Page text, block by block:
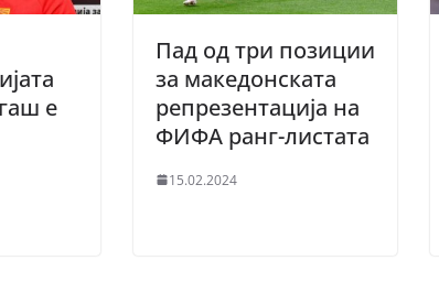
е
Пад од три позиции
за македонската
репрезентација на
ФИФА ранг-листата
15.02.2024